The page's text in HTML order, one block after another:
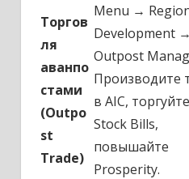
Торгов
ля
аванпо
стами
(Outpo
st
Trade)
Menu →
Development →
Outpost
Производите
в AIC,
Stock Bills,
повышайте
Prosperity.